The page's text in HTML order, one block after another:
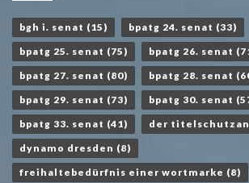
bgh i. senat (15) bpatg 24. senat (33)
bpatg 25. senat (75) bpatg 26. senat
bpatg 27. senat (80) bpatg 28. senat
bpatg 29. senat (73) bpatg 30. senat
bpatg 33. senat (41) der
dynamo dresden (8)
freihaltebedürfnis einer wortmarke (8)